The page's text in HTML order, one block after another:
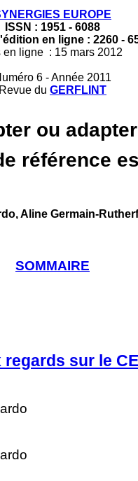
EUROPE
ISSN : 1951 - 6088
en ligne : 2260 -
en ligne : 15 mars 2012
6 - Année 2011
Revue du GERFLINT
ou
référence
Aline Germain-
SOMMAIRE
regards sur le